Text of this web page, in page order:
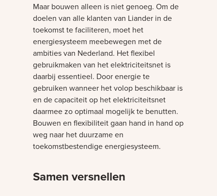
Maar bouwen alleen is niet genoeg. Om de
doelen van alle klanten van Liander in de
toekomst te faciliteren, moet het
energiesysteem meebewegen met de
ambities van Nederland. Het flexibel
gebruikmaken van het elektriciteitsnet is
daarbij essentieel. Door energie te
gebruiken wanneer het volop beschikbaar is
en de capaciteit op het elektriciteitsnet
daarmee zo optimaal mogelijk te benutten.
Bouwen en flexibiliteit gaan hand in hand op
weg naar het duurzame en
toekomstbestendige energiesysteem.
Samen versnellen